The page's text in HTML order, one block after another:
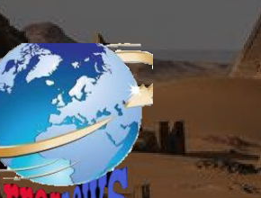
تخطي
إلى
المحتوى